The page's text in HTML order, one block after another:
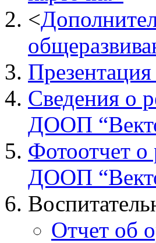
<
Сведения о
ДООП
Фотоотчет о
ДООП
Отчет об